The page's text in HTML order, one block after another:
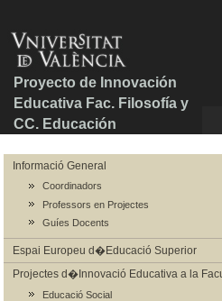
Proyecto de Innovación
Educativa Fac. Filosofía y
CC. Educación
Informació General
Coordinadors
Professors en Projectes
Guíes Docents
Espai Europeu d�Educació Superior
Projectes d�Innovació Educativa a la
Educació Social